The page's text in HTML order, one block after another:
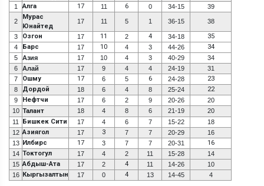
1
Алга 17 11 6 0 34-15 39
2
Мурас
Юнайтед
17 11 5 1 36-15 38
3 Озгон 17 11 2 4 34-18 35
4 Барс 17 10 4 3 44-26 34
5 Азия 17 10 4 3 40-29
34
6
Алай 17 9 4 4 24-19
31
7
Ошму 17 6 5 6 24-28 23
8 Дордой 18 6 4 8 25-24 22
9 Нефтчи 17 6 2 9 20-26
20
10 Талант 18 4 8 6 21-19
20
11
Бишкек Сити 17 4 6 7 15-22
18
12 Азиягол 17 3 7 7 20-29
16
13 Илбирс 17 3 7 7 20-31 16
14 Токтогул 17 4 2 11 15-28
14
15 Абдыш-Ата 17 2 4 11 14-26
10
16 Кыргызалтын 17 0 4 13 14-45 4